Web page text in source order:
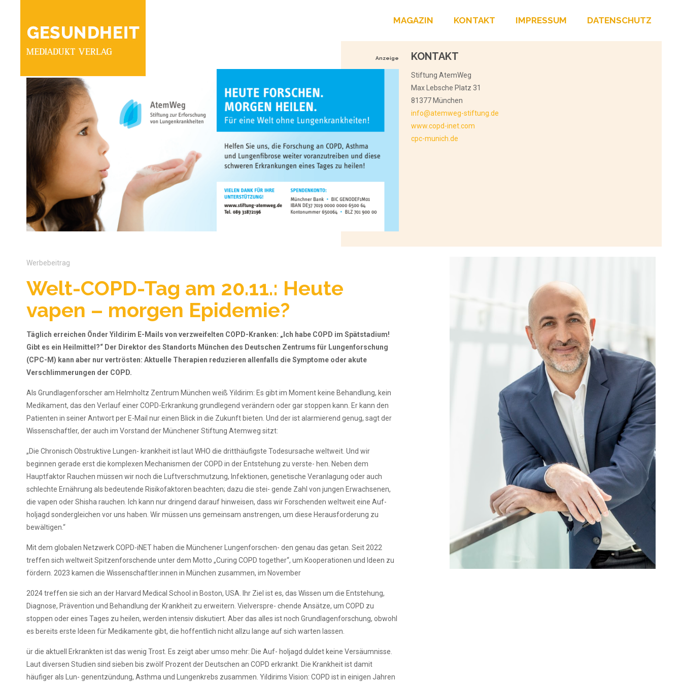
MAGAZIN KONTAKT IMPRESSUM DATENSCHUTZ
Anzeige KONTAKT
Stiftung AtemWeg
Max Lebsche Platz 31
81377 München
info@atemweg-stiftung.de
www.copd-inet.com
cpc-munich.de
Werbebeitrag
Welt-COPD-Tag am 20.11.: Heute
vapen – morgen Epidemie?
Täglich erreichen Önder Yildirim E-Mails von verzweifelten COPD-Kranken: „Ich habe COPD im Spätstadium!
Gibt es ein Heilmittel?“ Der Direktor des Standorts München des Deutschen Zentrums für Lungenforschung
(CPC-M) kann aber nur vertrösten: Aktuelle Therapien reduzieren allenfalls die Symptome oder akute
Verschlimmerungen der COPD.
Als Grundlagenforscher am Helmholtz Zentrum München weiß Yildirim: Es gibt im Moment keine Behandlung, kein
Medikament, das den Verlauf einer COPD-Erkrankung grundlegend verändern oder gar stoppen kann. Er kann den
Patienten in seiner Antwort per E-Mail nur einen Blick in die Zukunft bieten. Und der ist alarmierend genug, sagt der
Wissenschaftler, der auch im Vorstand der Münchener Stiftung Atemweg sitzt:
„Die Chronisch Obstruktive Lungen- krankheit ist laut WHO die dritthäufigste Todesursache weltweit. Und wir
beginnen gerade erst die komplexen Mechanismen der COPD in der Entstehung zu verste- hen. Neben dem
Hauptfaktor Rauchen müssen wir noch die Luftverschmutzung, Infektionen, genetische Veranlagung oder auch
schlechte Ernährung als bedeutende Risikofaktoren beachten; dazu die stei- gende Zahl von jungen Erwachsenen,
die vapen oder Shisha rauchen. Ich kann nur dringend darauf hinweisen, dass wir Forschenden weltweit eine Auf-
holjagd sondergleichen vor uns haben. Wir müssen uns gemeinsam anstrengen, um diese Herausforderung zu
bewältigen.“
Mit dem globalen Netzwerk COPD-iNET haben die Münchener Lungenforschen- den genau das getan. Seit 2022
treffen sich weltweit Spitzenforschende unter dem Motto „Curing COPD together“, um Kooperationen und Ideen zu
fördern. 2023 kamen die Wissenschaftler:innen in München zusammen, im November
2024 treffen sie sich an der Harvard Medical School in Boston, USA. Ihr Ziel ist es, das Wissen um die Entstehung,
Diagnose, Prävention und Behandlung der Krankheit zu erweitern. Vielverspre- chende Ansätze, um COPD zu
stoppen oder eines Tages zu heilen, werden intensiv diskutiert. Aber das alles ist noch Grundlagenforschung, obwohl
es bereits erste Ideen für Medikamente gibt, die hoffentlich nicht allzu lange auf sich warten lassen.
ür die aktuell Erkrankten ist das wenig Trost. Es zeigt aber umso mehr: Die Auf- holjagd duldet keine Versäumnisse.
Laut diversen Studien sind sieben bis zwölf Prozent der Deutschen an COPD erkrankt. Die Krankheit ist damit
häufiger als Lun- genentzündung, Asthma und Lungenkrebs zusammen. Yildirims Vision: COPD ist in einigen Jahren